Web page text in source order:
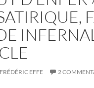
FRÉDÉRIC EFFE 2